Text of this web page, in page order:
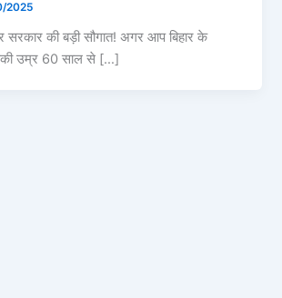
2025
सरकार की बड़ी सौगात! अगर आप बिहार के
उम्र 60 साल से […]